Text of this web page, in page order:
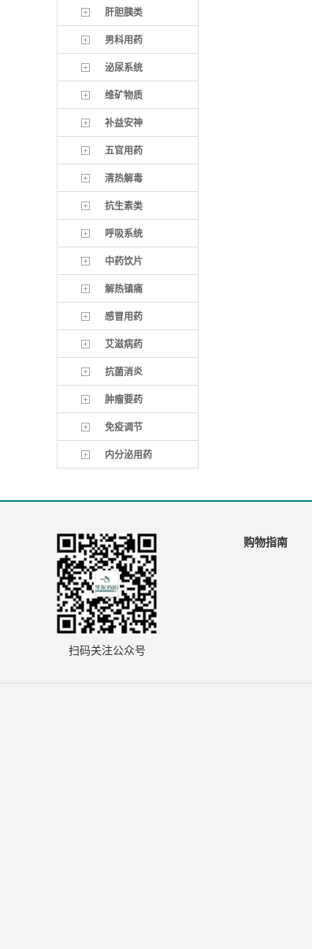
肝胆胰类
男科用药
泌尿系统
维矿物质
补益安神
五官用药
清热解毒
抗生素类
呼吸系统
中药饮片
解热镇痛
感冒用药
艾滋病药
抗菌消炎
肿瘤要药
免疫调节
内分泌用药
扫码关注公众号
购物指南